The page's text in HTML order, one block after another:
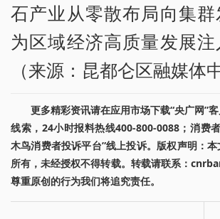
石产业从零散布局向集群
为区域经济高质量发展注
（来源：昆都仑区融媒体
更多精彩资讯请在应用市场下载“央广网”
线索，24小时报料热线400-800-0088；消费
木鸟消费者投诉平台”线上投诉。版权声明：
所有，未经授权不得转载。转载请联系：
尊重原创的行为我们将追究责任。